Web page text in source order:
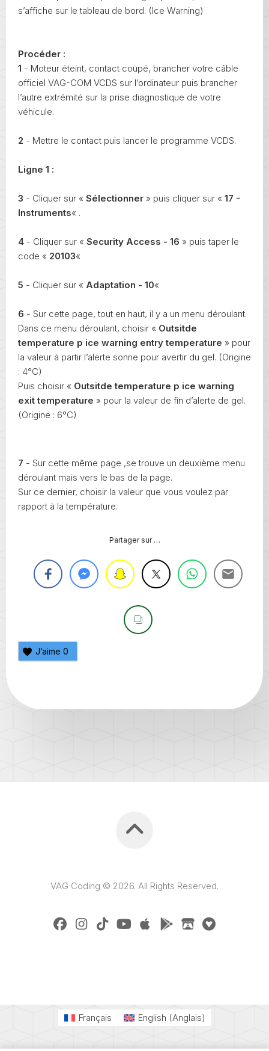
s’affiche sur le tableau de bord. (Ice Warning)
Procéder :
1 - Moteur éteint, contact coupé, brancher votre câble
officiel VAG-COM VCDS sur l’ordinateur puis brancher
l’autre extrémité sur la prise diagnostique de votre
véhicule.
2 - Mettre le contact puis lancer le programme VCDS.
Ligne 1 :
3 - Cliquer sur « Sélectionner » puis cliquer sur « 17 -
Instruments« .
4 - Cliquer sur « Security Access - 16 » puis taper le
code « 20103«
5 - Cliquer sur « Adaptation - 10«
6 - Sur cette page, tout en haut, il y a un menu déroulant.
Dans ce menu déroulant, choisir « Outsitde
temperature p ice warning entry temperature » pour
la valeur à partir l’alerte sonne pour avertir du gel. (Origine
: 4°C)
Puis choisir « Outsitde temperature p ice warning
exit temperature » pour la valeur de fin d’alerte de gel.
(Origine : 6°C)
7 - Sur cette même page ,se trouve un deuxième menu
déroulant mais vers le bas de la page.
Sur ce dernier, choisir la valeur que vous voulez par
rapport à la température.
Partager sur …
J’aime 0
VAG Coding © 2026. All Rights Reserved.
Français English (Anglais)